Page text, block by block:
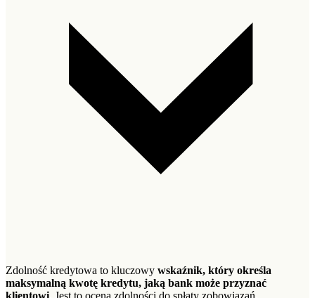
Zdolność kredytowa to kluczowy wskaźnik, który określa
maksymalną kwotę kredytu, jaką bank może przyznać
klientowi. Jest to ocena zdolności do spłaty zobowiązań,